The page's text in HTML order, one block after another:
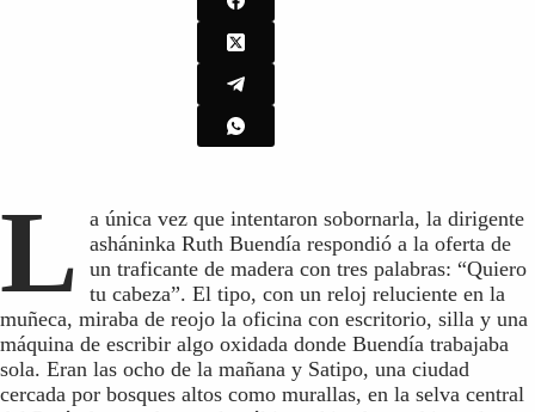
L
a única vez que intentaron sobornarla, la dirigente
asháninka Ruth Buendía respondió a la oferta de
un traficante de madera con tres palabras: “Quiero
tu cabeza”. El tipo, con un reloj reluciente en la
muñeca, miraba de reojo la oficina con escritorio, silla y una
máquina de escribir algo oxidada donde Buendía trabajaba
sola. Eran las ocho de la mañana y Satipo, una ciudad
cercada por bosques altos como murallas, en la selva central